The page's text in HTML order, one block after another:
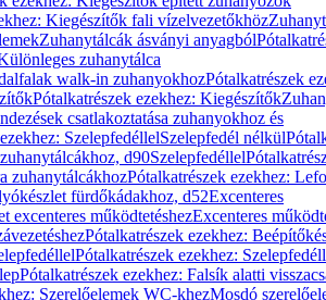
Kiegészítők fali vízelvezetőkhöz
Zuhanytálcák ásványi anyagból
zuhanytálca
walk-in zuhanyokhozPótalkatrészek
Pótalkatrészek ezekhez: Kiegészítők
csatlakoztatása zuhanyokhoz és
SzelepfedéllelSzelepfedél nélkül
d90Szelepfedéllel
zuhanytálcákhozPótalkatrészek ezekhez:
fürdőkádakhoz, d52Excenteres
excenteres működtetéshezExcenteres
Pótalkatrészek ezekhez:
Pótalkatrészek ezekhez:
Pótalkatrészek ezekhez: Falsík alatti
Szerelőelemek WC-khezMosdó